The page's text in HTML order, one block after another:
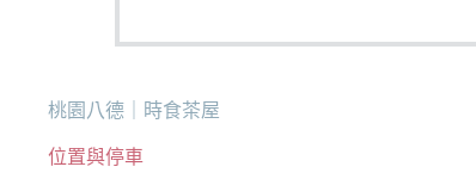
桃園八德｜時食茶屋
位置與停車